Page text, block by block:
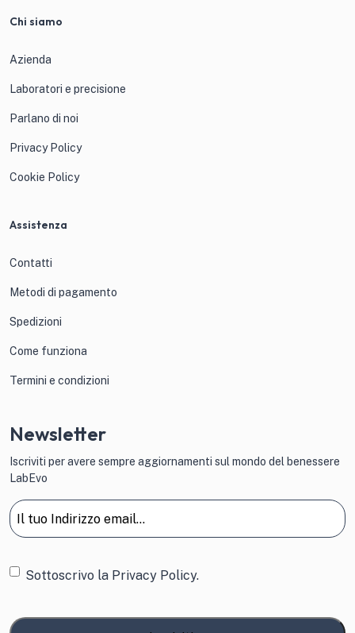
Chi siamo
Azienda
Laboratori e precisione
Parlano di noi
Privacy Policy
Cookie Policy
Assistenza
Contatti
Metodi di pagamento
Spedizioni
Come funziona
Termini e condizioni
Newsletter
Iscriviti per avere sempre aggiornamenti sul mondo del benessere
LabEvo
Email
Consenso
Sottoscrivo la Privacy Policy.